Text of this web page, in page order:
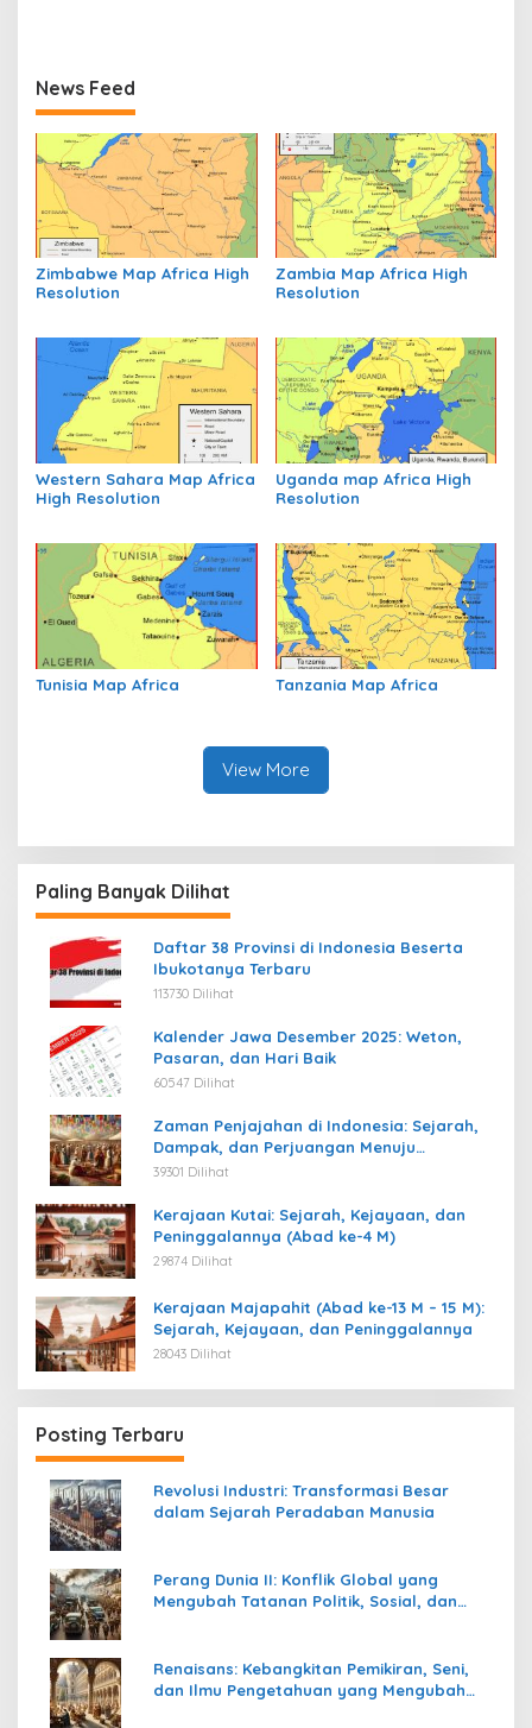
News Feed
Zimbabwe Map Africa High
Resolution
Zambia Map Africa High
Resolution
Western Sahara Map Africa
High Resolution
Uganda map Africa High
Resolution
Tunisia Map Africa Tanzania Map Africa
View More
Paling Banyak Dilihat
Daftar 38 Provinsi di Indonesia Beserta
Ibukotanya Terbaru
113730 Dilihat
Kalender Jawa Desember 2025: Weton,
Pasaran, dan Hari Baik
60547 Dilihat
Zaman Penjajahan di Indonesia: Sejarah,
Dampak, dan Perjuangan Menuju
Kemerdekaan
39301 Dilihat
Kerajaan Kutai: Sejarah, Kejayaan, dan
Peninggalannya (Abad ke-4 M)
29874 Dilihat
Kerajaan Majapahit (Abad ke-13 M – 15 M):
Sejarah, Kejayaan, dan Peninggalannya
28043 Dilihat
Posting Terbaru
Revolusi Industri: Transformasi Besar
dalam Sejarah Peradaban Manusia
Perang Dunia II: Konflik Global yang
Mengubah Tatanan Politik, Sosial, dan
Renaisans: Kebangkitan Pemikiran, Seni,
dan Ilmu Pengetahuan yang Mengubah